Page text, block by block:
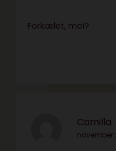
Forkælet, moi?
Camilla
november